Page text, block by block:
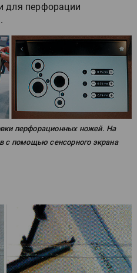
для перфорации
перфорационных ножей. На
с помощью сенсорного экрана